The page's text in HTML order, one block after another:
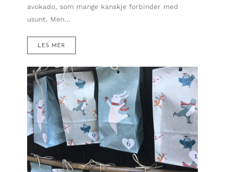
avokado, som mange kanskje forbinder med
usunt. Men…
LES MER